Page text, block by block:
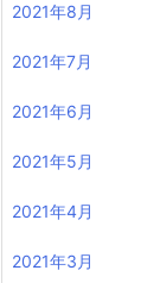
2021年8月
2021年7月
2021年6月
2021年5月
2021年4月
2021年3月